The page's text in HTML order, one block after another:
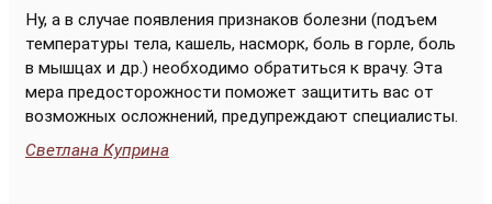
Ну, а в случае появления признаков болезни (подъем
температуры тела, кашель, насморк, боль в горле, боль
в мышцах и др.) необходимо обратиться к врачу. Эта
мера предосторожности поможет защитить вас от
возможных осложнений, предупреждают специалисты.
Светлана Куприна